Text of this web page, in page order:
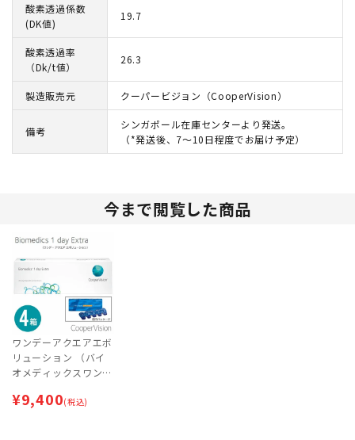
酸素透過係数
(DK値)
19.7
酸素透過率
（Dk/t値）
26.3
製造販売元 クーパービジョン（CooperVision）
備考
シンガポール在庫センターより発送。
（*発送後、7～10日程度でお届け予定）
今まで閲覧した商品
ワンデーアクエアエボ
リューション （バイ
オメディックスワンデ
ット
¥9,400(税込)